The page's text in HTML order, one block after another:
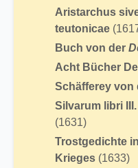
Aristarchus
teutonicae
Buch von der
Acht Bücher
Schäfferey von
Silvarum libri
(1631)
Trostgedichte
Krieges (1633)